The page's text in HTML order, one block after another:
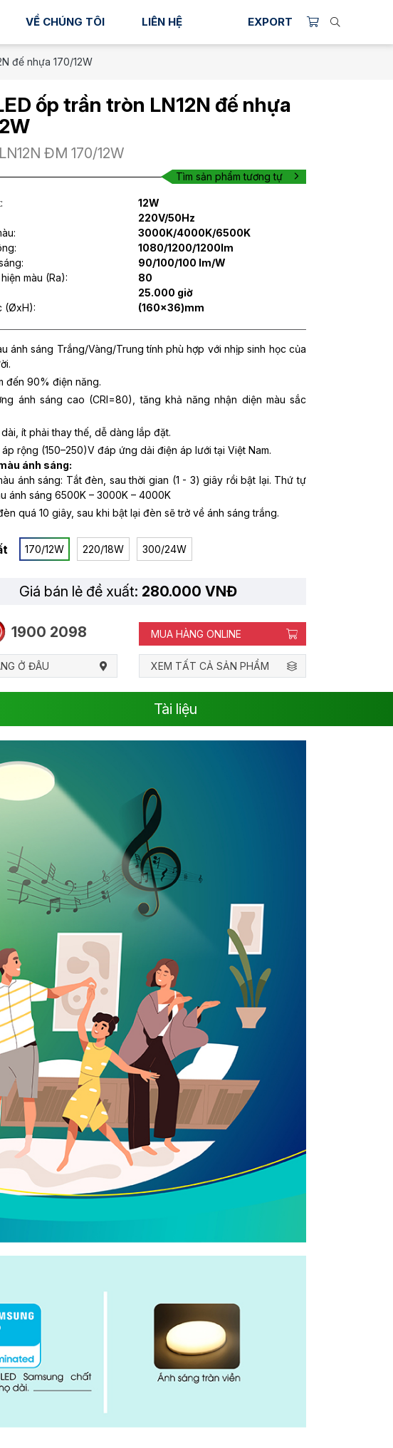
VỀ CHÚNG TÔI LIÊN HỆ EXPORT
đế nhựa 170/12W
ốp trần tròn LN12N đế nhựa
ĐM 170/12W
Tìm sản phẩm tương tự
12W
220V/50Hz
3000K/4000K/6500K
1080/1200/1200lm
90/100/100 lm/W
màu (Ra):
80
25.000 giờ
(ØxH):
(160x36)mm
ánh sáng Trắng/Vàng/Trung tính phù hợp với nhịp sinh học của
đến 90% điện năng.
ánh sáng cao (CRI=80), tăng khả năng nhận diện màu sắc
ít phải thay thế, dễ dàng lắp đặt.
rộng (150–250)V đáp ứng dải điện áp lưới tại Việt Nam.
ánh sáng:
ánh sáng: Tắt đèn, sau thời gian (1 - 3) giây rồi bật lại. Thứ tự
ánh sáng 6500K – 3000K – 4000K
quá 10 giây, sau khi bật lại đèn sẽ trở về ánh sáng trắng.
170/12W 220/18W 300/24W
Giá bán lẻ đề xuất: 280.000 VNĐ
1900 2098 MUA HÀNG ONLINE
Ở ĐÂU XEM TẤT CẢ SẢN PHẨM
Tài liệu